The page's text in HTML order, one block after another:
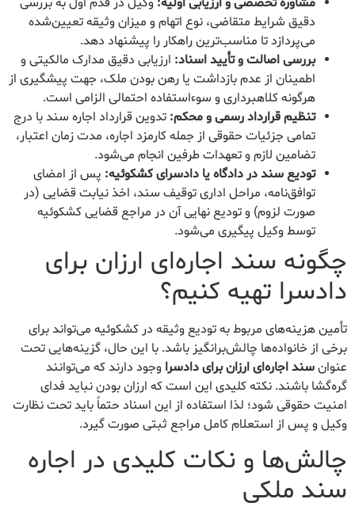
دقیق شرایط متقاضی، نوع اتهام و میزان وثیقه تعیین‌شده
می‌پردازد تا مناسب‌ترین راهکار را پیشنهاد دهد.
بررسی اصالت و تأیید اسناد: ارزیابی دقیق مدارک مالکیتی و
اطمینان از عدم بازداشت یا رهن بودن ملک، جهت پیشگیری از
هرگونه کلاهبرداری و سوءاستفاده احتمالی الزامی است.
تنظیم قرارداد رسمی و محکم: تدوین قرارداد اجاره سند با درج
تمامی جزئیات حقوقی از جمله کارمزد اجاره، مدت زمان اعتبار،
تضامین لازم و تعهدات طرفین انجام می‌شود.
تودیع سند در دادگاه یا دادسرای کشکوئیه: پس از امضای
توافق‌نامه، مراحل اداری توقیف سند، اخذ نیابت قضایی (در
صورت لزوم) و تودیع نهایی آن در مراجع قضایی کشکوئیه
توسط وکیل پیگیری می‌شود.
چگونه سند اجاره‌ای ارزان برای
دادسرا تهیه کنیم؟
تأمین هزینه‌های مربوط به تودیع وثیقه در کشکوئیه می‌تواند برای
برخی از خانواده‌ها چالش‌برانگیز باشد. با این حال، گزینه‌هایی تحت
عنوانسند اجاره‌ای ارزان برای دادسرا وجود دارند که می‌توانند
گره‌گشا باشند. نکته کلیدی این است که ارزان بودن نباید فدای
امنیت حقوقی شود؛ لذا استفاده از این اسناد حتماً باید تحت نظارت
وکیل و پس از استعلام کامل مراجع ثبتی صورت گیرد.
چالش‌ها و نکات کلیدی در اجاره
سند ملکی